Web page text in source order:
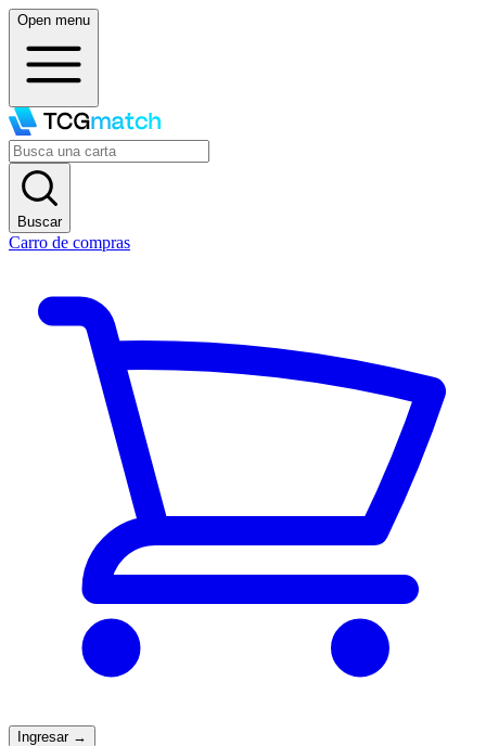
Open menu
Buscar
Carro de compras
Ingresar →